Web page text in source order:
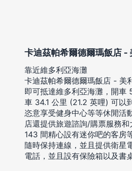
卡迪茲帕希爾德爾瑪飯店 -
靠近維多利亞海灘
卡迪茲帕希爾德爾瑪飯店 - 美
即可抵達維多利亞海灘，開車
車 34.1 公里 (21.2 英哩) 可以
恣意享受健身中心等等休閒活
店還提供旅遊諮詢/購票服務和
143 間精心設有迷你吧的客房
隨時保持連線，並且提供衛星
電話，並且設有保險箱以及書桌